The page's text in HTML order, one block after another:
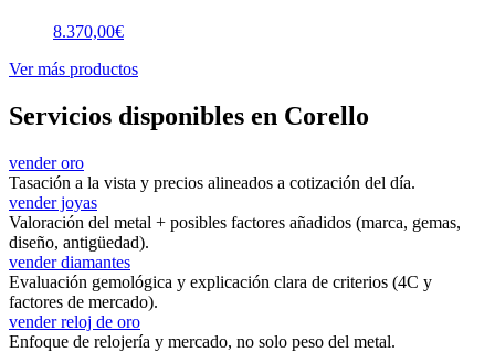
8.370,00€
Ver más productos
Servicios disponibles en Corello
vender oro
Tasación a la vista y precios alineados a cotización del día.
vender joyas
Valoración del metal + posibles factores añadidos (marca, gemas,
diseño, antigüedad).
vender diamantes
Evaluación gemológica y explicación clara de criterios (4C y
factores de mercado).
vender reloj de oro
Enfoque de relojería y mercado, no solo peso del metal.